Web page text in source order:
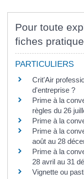
Pour toute
fiches
PARTICULIERS
Crit'Air
d'entreprise ?
Prime à la
règles du 26
Prime à la
Prime à la
août au 28
Prime à la
28 avril au 31
Vignette ou